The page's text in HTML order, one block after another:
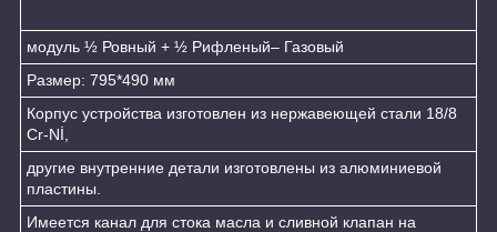
модуль ½ Ровный + ½ Рифленый– Газовый
Размер: 795*490 мм
Корпус устройства изготовлен из нержавеющей стали 18/8
Cr-Nİ,
другие внутренние детали изготовлены из алюминиевой
пластины.
Имеется канал для стока масла и сливной клапан на